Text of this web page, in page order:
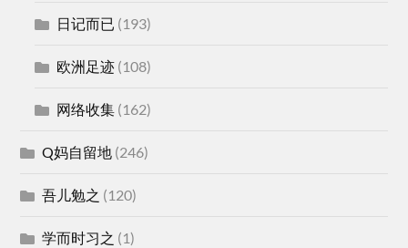
日记而已 (193)
欧洲足迹 (108)
网络收集 (162)
Q妈自留地 (246)
吾儿勉之 (120)
学而时习之 (1)